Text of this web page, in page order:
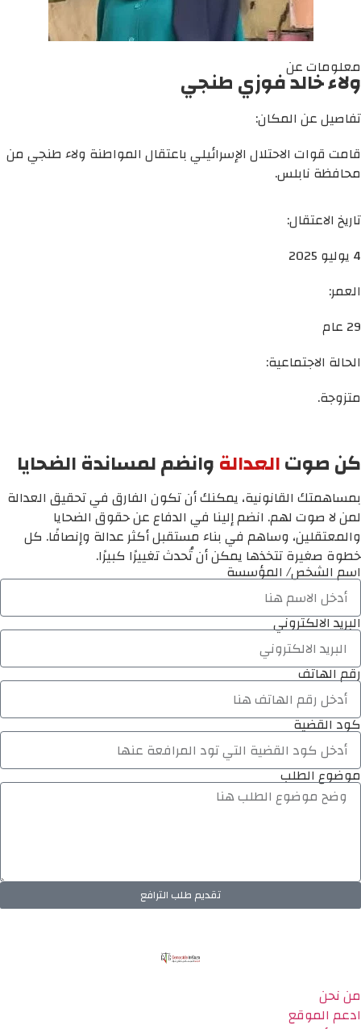
معلومات عن
ولاء خالد فوزي طنجي
تفاصيل عن المكان:
قامت قوات الاحتلال الإسرائيلي باعتقال المواطنة ولاء طنجي من
محافظة نابلس.
تاريخ الاعتقال:
4 يوليو 2025
العمر:
29 عام
الحالة الاجتماعية:
متزوجة.
كن صوتالعدالةوانضم لمساندة الضحايا
بمساهمتك القانونية، يمكنك أن تكون الفارق في تحقيق العدالة
لمن لا صوت لهم. انضم إلينا في الدفاع عن حقوق الضحايا
والمعتقلين، وساهم في بناء مستقبل أكثر عدالة وإنصافًا. كل
خطوة صغيرة تتخذها يمكن أن تُحدث تغييرًا كبيرًا.
اسم الشخص/ المؤسسة
البريد الالكتروني
رقم الهاتف
كود القضية
موضوع الطلب
تقديم طلب الترافع
من نحن
ادعم الموقع